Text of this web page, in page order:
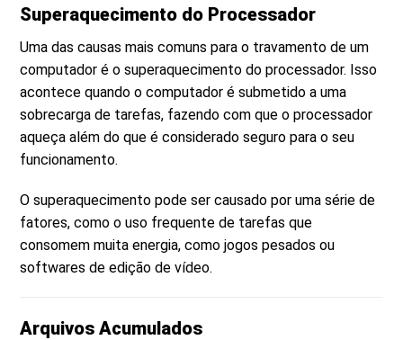
Superaquecimento do Processador
Uma das causas mais comuns para o travamento de um
computador é o superaquecimento do processador. Isso
acontece quando o computador é submetido a uma
sobrecarga de tarefas, fazendo com que o processador
aqueça além do que é considerado seguro para o seu
funcionamento.
O superaquecimento pode ser causado por uma série de
fatores, como o uso frequente de tarefas que
consomem muita energia, como jogos pesados ou
softwares de edição de vídeo.
Arquivos Acumulados